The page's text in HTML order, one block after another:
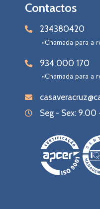
Contactos
234380420
«Chamada para a
934 000 170
«Chamada para a
Seg - Sex: 9.00